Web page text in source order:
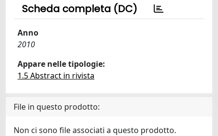
Scheda completa (DC)
Anno
2010
Appare nelle tipologie:
1.5 Abstract in rivista
File in questo prodotto:
Non ci sono file associati a questo prodotto.